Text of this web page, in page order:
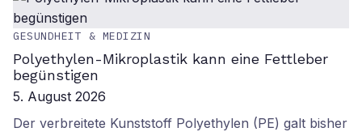
GESUNDHEIT & MEDIZIN
Polyethylen-Mikroplastik kann eine Fettleber
begünstigen
5. August 2026
Der verbreitete Kunststoff Polyethylen (PE) galt bisher